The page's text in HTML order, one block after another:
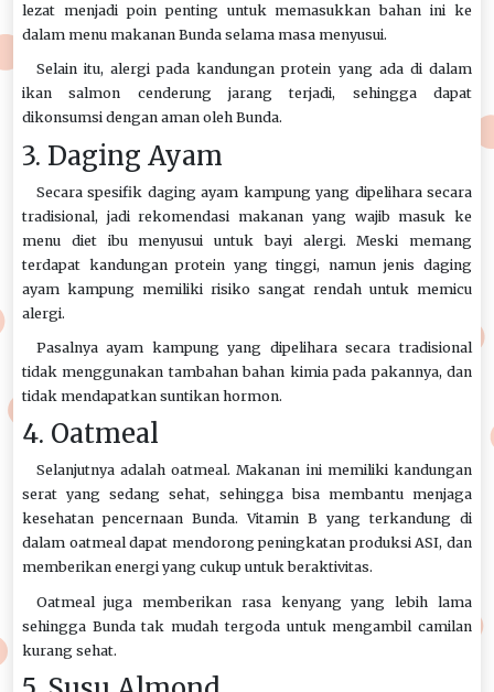
lezat menjadi poin penting untuk memasukkan bahan ini ke
dalam menu makanan Bunda selama masa menyusui.
Selain itu, alergi pada kandungan protein yang ada di dalam
ikan salmon cenderung jarang terjadi, sehingga dapat
dikonsumsi dengan aman oleh Bunda.
3. Daging Ayam
Secara spesifik daging ayam kampung yang dipelihara secara
tradisional, jadi rekomendasi makanan yang wajib masuk ke
menu diet ibu menyusui untuk bayi alergi. Meski memang
terdapat kandungan protein yang tinggi, namun jenis daging
ayam kampung memiliki risiko sangat rendah untuk memicu
alergi.
Pasalnya ayam kampung yang dipelihara secara tradisional
tidak menggunakan tambahan bahan kimia pada pakannya, dan
tidak mendapatkan suntikan hormon.
4. Oatmeal
Selanjutnya adalah oatmeal. Makanan ini memiliki kandungan
serat yang sedang sehat, sehingga bisa membantu menjaga
kesehatan pencernaan Bunda. Vitamin B yang terkandung di
dalam oatmeal dapat mendorong peningkatan produksi ASI, dan
memberikan energi yang cukup untuk beraktivitas.
Oatmeal juga memberikan rasa kenyang yang lebih lama
sehingga Bunda tak mudah tergoda untuk mengambil camilan
kurang sehat.